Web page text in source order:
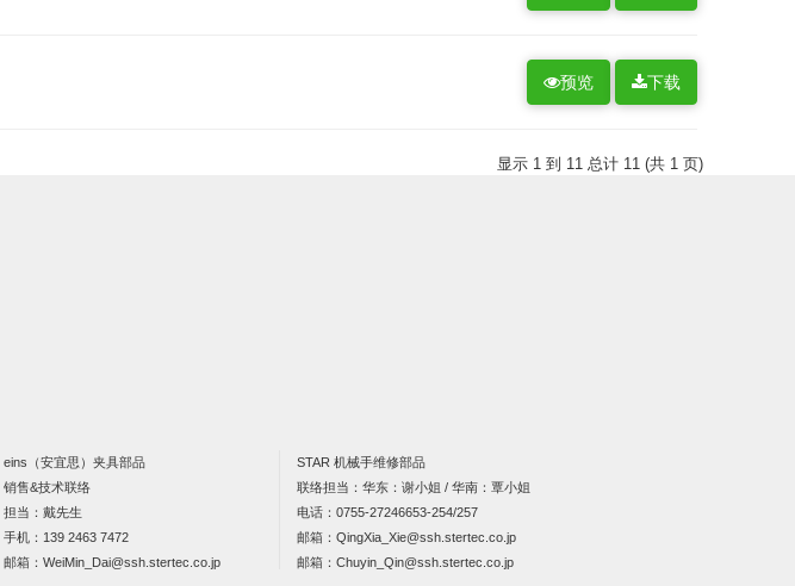
预览 下载
显示 1 到 11 总计 11 (共 1 页)
eins（安宜思）夹具部品
销售&技术联络
担当：戴先生
手机： 139 2463 7472
邮箱： WeiMin_Dai@ssh.stertec.co.jp
STAR 机械手维修部品
联络担当：华东：谢小姐 / 华南：覃小姐
电话： 0755-27246653-254/257
邮箱： QingXia_Xie@ssh.stertec.co.jp
邮箱： Chuyin_Qin@ssh.stertec.co.jp